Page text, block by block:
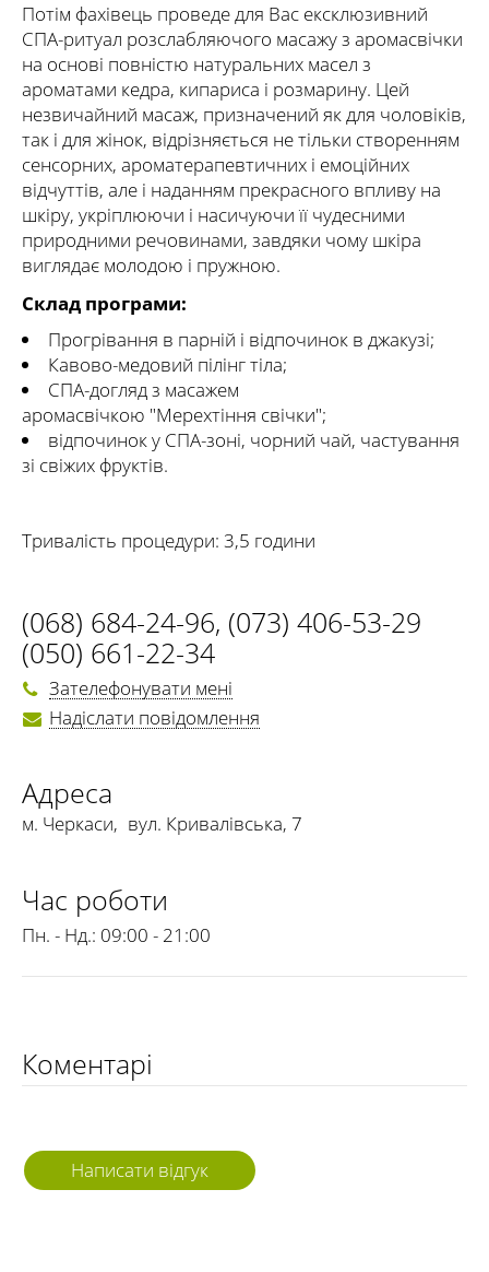
Потім фахівець проведе для Вас ексклюзивний
СПА-ритуал розслабляючого масажу з аромасвічки
на основі повністю натуральних масел з
ароматами кедра, кипариса і розмарину. Цей
незвичайний масаж, призначений як для чоловіків,
так і для жінок, відрізняється не тільки створенням
сенсорних, ароматерапевтичних і емоційних
відчуттів, але і наданням прекрасного впливу на
шкіру, укріплюючи і насичуючи її чудесними
природними речовинами, завдяки чому шкіра
виглядає молодою і пружною.
Склад програми:
Прогрівання в парній і відпочинок в джакузі;
Кавово-медовий пілінг тіла;
СПА-догляд з масажем
аромасвічкою "Мерехтіння свічки";
відпочинок у СПА-зоні, чорний чай, частування
зі свіжих фруктів.
Тривалість процедури: 3,5 години
(068) 684-24-96, (073) 406-53-29
(050) 661-22-34
Зателефонувати мені
Надіслати повідомлення
Адреса
м. Черкаси, вул. Кривалівська, 7
Час роботи
Пн. - Нд.: 09:00 - 21:00
Коментарі
Написати відгук